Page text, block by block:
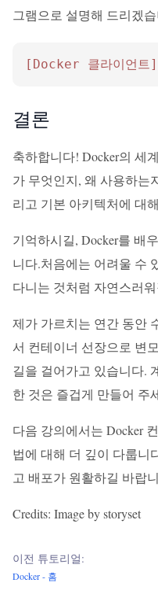
그램으로 설명해 드리겠
[Docker 클라이언트]
결론
축하합니다! Docker의 세
가 무엇인지, 왜 사용하는
리고 기본 아키텍처에 대
기억하시길, Docker를 배
니다.처음에는 어려울 수
다니는 것처럼 자연스러
제가 가르치는 연간 동안
서 컨테이너 선장으로 변
길을 걸어가고 있습니다.
한 것은 즐겁게 만들어 주
다음 강의에서는 Docker
법에 대해 더 깊이 다룹니
고 배포가 원활하길 바랍
Credits: Image by storyset
이전 튜토리얼:
Docker - 홈